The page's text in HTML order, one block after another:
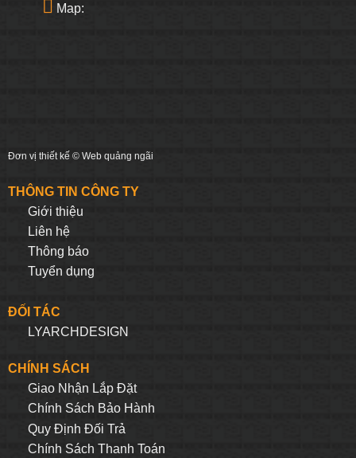
Map:
Đơn vị thiết kế © Web quảng ngãi
THÔNG TIN CÔNG TY
Giới thiệu
Liên hệ
Thông báo
Tuyển dụng
ĐỐI TÁC
LYARCHDESIGN
CHÍNH SÁCH
Giao Nhận Lắp Đặt
Chính Sách Bảo Hành
Quy Định Đối Trả
Chính Sách Thanh Toán